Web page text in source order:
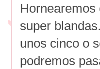
Hornearemos
super
unos cinco o
podremos